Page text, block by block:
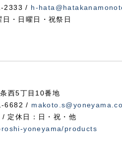
2333 / h-
・日曜日・祝祭日
西5丁目10番地
6682 /
定休日：日・祝・他
yoneyama/products